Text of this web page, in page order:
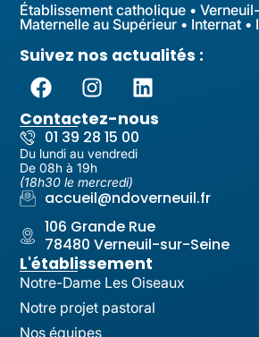
Établissement catholique •
Maternelle au Supérieur • Internat •
Suivez nos actualités :
Contactez-nous
01 39 28 15 00
Du lundi au vendredi
De 08h à 19h
(18h30 le mercredi)
accueil@ndoverneuil.fr
106 Grande Rue
78480 Verneuil-sur-Seine
L'établissement
Notre-Dame Les Oiseaux
Notre projet pastoral
Nos équipes